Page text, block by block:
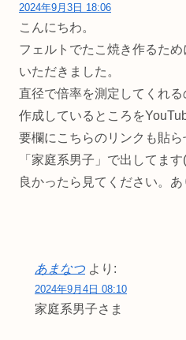
2024年9月3日 18:06
こんにちわ。
フェルトでたこ焼き作るた
いただきました。
直径で倍率を測定してくれ
作成しているところを
要欄にこちらのリンクも貼ら
「家庭系男子」で出してま
良かったら見てください。
あまなつ より:
2024年9月4日 08:10
家庭系男子さま